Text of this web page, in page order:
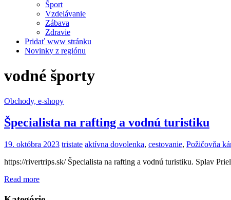
Šport
Vzdelávanie
Zábava
Zdravie
Pridať www stránku
Novinky z regiónu
vodné športy
Obchody, e-shopy
Špecialista na rafting a vodnú turistiku
19. októbra 2023 tristate aktívna dovolenka, cestovanie, Požičovňa
https://rivertrips.sk/ Špecialista na rafting a vodnú turistiku. Splav
Read more